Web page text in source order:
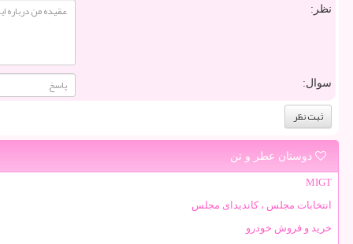
نظر:
سوال:
دوستان عطر و تن
MIGT
انتخابات مجلس ، کاندیدای مجلس
خرید و فروش خودرو